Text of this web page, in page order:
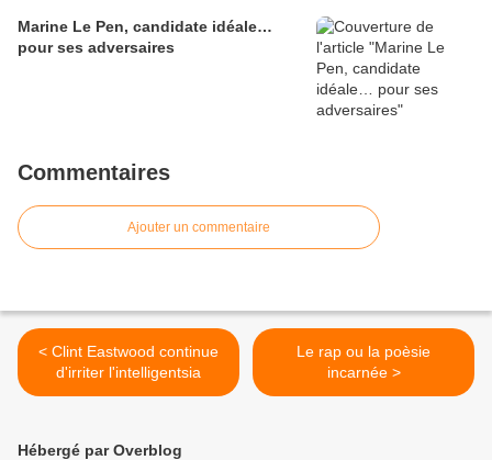
Marine Le Pen, candidate idéale…
pour ses adversaires
Commentaires
Ajouter un commentaire
< Clint Eastwood continue
d'irriter l'intelligentsia
Le rap ou la poèsie
incarnée >
Hébergé par Overblog